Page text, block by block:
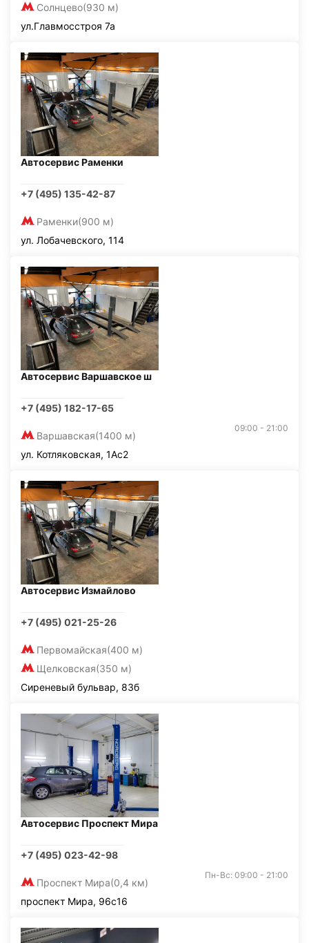
Солнцево(930 м)
ул.Главмосстроя 7а
Автосервис Раменки
+7 (495) 135-42-87
Раменки(900 м)
ул. Лобачевского, 114
Автосервис Варшавское ш
+7 (495) 182-17-65
Варшавская(1400 м)
09:00 - 21:00
ул. Котляковская, 1Ас2
Автосервис Измайлово
+7 (495) 021-25-26
Первомайская(400 м)
Щелковская(350 м)
Сиреневый бульвар, 83б
Автосервис Проспект Мира
+7 (495) 023-42-98
Проспект Мира(0,4 км)
Пн-Вс: 09:00 - 21:00
проспект Мира, 96с16